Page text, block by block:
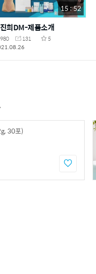
15 : 52
희DM-제품소개
980 131
5
30포)